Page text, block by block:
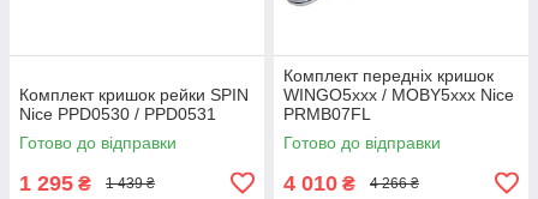
Комплект кришок рейки SPIN
Nice PPD0530 / PPD0531
Готово до відправки
1 295 ₴ 1 439 ₴
Комплект передніх кришок
WINGO5xxx / MOBY5xxx Nice
PRMB07FL
Готово до відправки
4 010 ₴ 4 266 ₴